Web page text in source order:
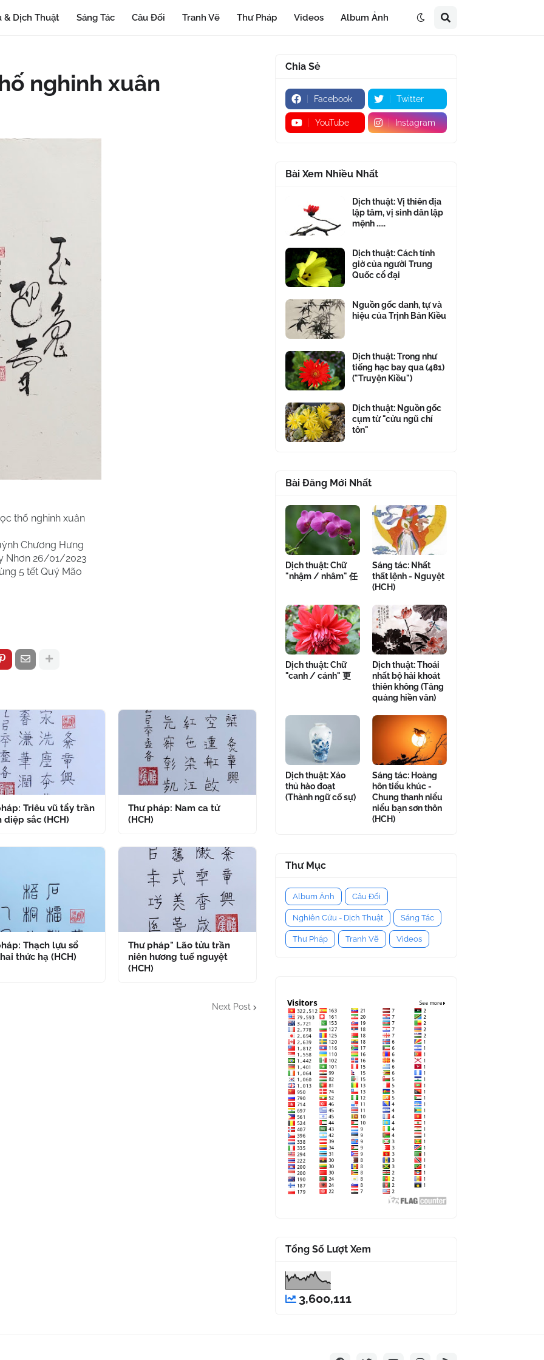
& Dịch Thuật Sáng Tác Câu Đối Tranh Vẽ Thư Pháp Videos Album Ảnh
nghinh xuân
thố nghinh xuân
Chương Hưng
Nhơn 26/01/2023
5 tết Quý Mão
Triêu vũ tẩy trần
diệp sắc (HCH)
Thư pháp: Nam ca tử
(HCH)
Thạch lựu sổ
thức hạ (HCH)
Thư pháp" Lão tửu trần
niên hương tuế nguyệt
(HCH)
Next Post
Chia Sẻ
Facebook Twitter
YouTube Instagram
Bài Xem Nhiều Nhất
Dịch thuật: Vị thiên địa
lập tâm, vị sinh dân lập
mệnh .....
Dịch thuật: Cách tính
giờ của người Trung
Quốc cổ đại
Nguồn gốc danh, tự và
hiệu của Trịnh Bản Kiều
Dịch thuật: Trong như
tiếng hạc bay qua (481)
("Truyện Kiều")
Dịch thuật: Nguồn gốc
cụm từ "cửu ngũ chí
tôn"
Bài Đăng Mới Nhất
Dịch thuật: Chữ
"nhậm / nhâm" 任
Sáng tác: Nhất
thất lệnh - Nguyệt
(HCH)
Dịch thuật: Chữ
"canh / cánh" 更
Dịch thuật: Thoái
nhất bộ hải khoát
thiên không (Tăng
quảng hiền văn)
Dịch thuật: Xảo
thủ hào đoạt
(Thành ngữ cố sự)
Sáng tác: Hoàng
hôn tiểu khúc -
Chung thanh niểu
niểu bạn sơn thôn
(HCH)
Thư Mục
Album Ảnh Câu Đối
Nghiên Cứu - Dịch Thuật Sáng Tác
Thư Pháp Tranh Vẽ Videos
Tổng Số Lượt Xem
3,600,111